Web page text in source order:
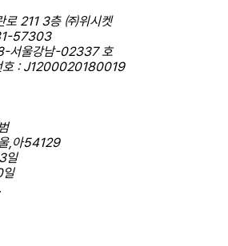
로 211 3층 ㈜위시켓
57303
서울강남-02337 호
호 : J1200020180019
,아54129
일
일